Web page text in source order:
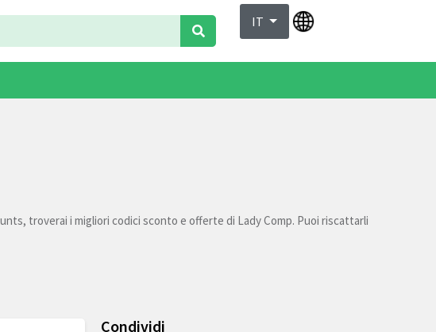
IT
troverai i migliori codici sconto e offerte di Lady Comp. Puoi riscattarli
Condividi